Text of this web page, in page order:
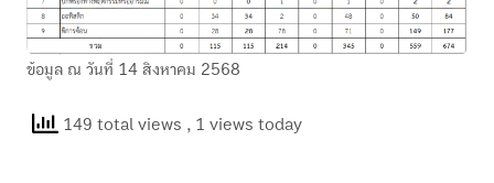
ข้อมูล ณ วันที่ 14 สิงหาคม 2568
149 total views , 1 views today